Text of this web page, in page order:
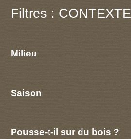
Filtres : CONTEXTE
Milieu
Saison
Pousse-t-il sur du bois ?